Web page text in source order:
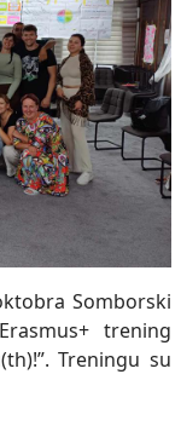
Somborski
trening
Treningu su